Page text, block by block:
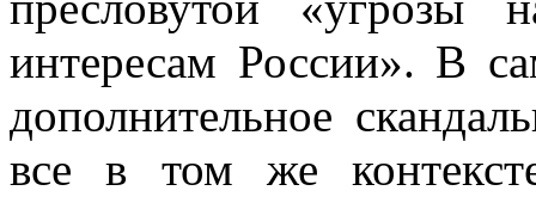
интересам России». В
дополнительное
все в том же